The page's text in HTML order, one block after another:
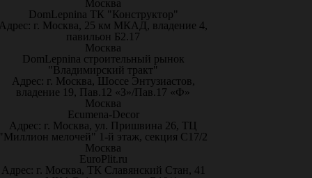
Москва
DomLepnina ТК "Конструктор"
г. Москва, 25 км МКАД, владение 4,
павильон Б2.17
Москва
DomLepnina строительный рынок
"Владимирский тракт"
Адрес: г. Москва, Шоссе Энтузиастов,
владение 19, Пав.12 «З»/Пав.17 «Ф»
Москва
Ecumena-Decor
Адрес: г. Москва, ул. Пришвина 26, ТЦ
мелочей" 1-й этаж, секция С17/2
Москва
EuroPlit.ru
Адрес: г. Москва, ТК Славянский Стан, 41